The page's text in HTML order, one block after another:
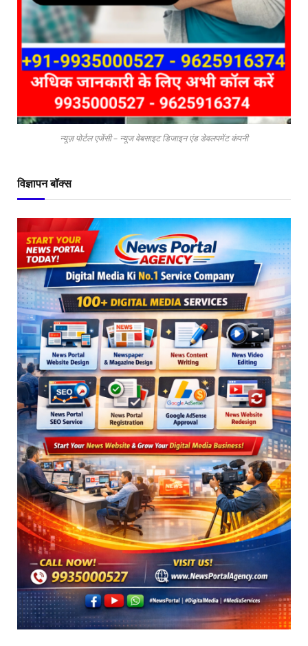
न्यूज़ पोर्टल एजेंसी – न्यूज वेबसाइट डिजाइन एंड डेवलपमेंट कंपनी
विज्ञापन बॉक्स